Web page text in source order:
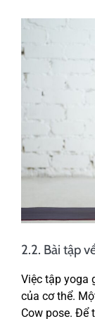
2.2. Bài tập
Việc tập yoga
của cơ thể.
Cow pose. Để